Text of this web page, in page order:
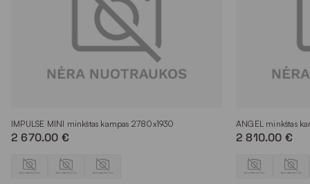
IMPULSE MINI minkštas kampas 2780x1930
2 670.00 €
ANGEL minkštas
2 810.00 €